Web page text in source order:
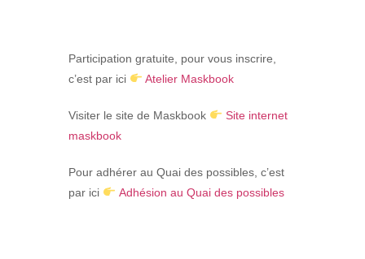
Participation gratuite, pour vous inscrire,
c’est par ici
Atelier Maskbook
Visiter le site de Maskbook
Site internet
maskbook
Pour adhérer au Quai des possibles, c’est
par ici
Adhésion au Quai des possibles